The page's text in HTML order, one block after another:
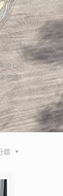
路139
完成!
類